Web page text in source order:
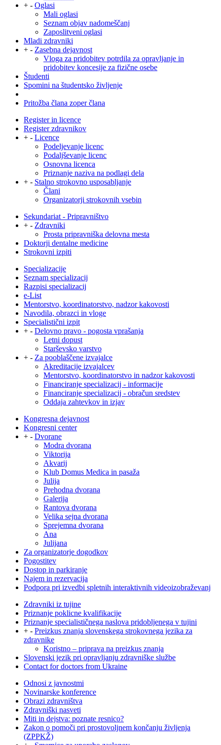
+ - Oglasi
Mali oglasi
Seznam objav nadomeščanj
Zaposlitveni oglasi
Mladi zdravniki
+ - Zasebna dejavnost
Vloga za pridobitev potrdila za opravljanje in
pridobitev koncesije za fizične osebe
Študenti
Spomini na študentsko življenje
Pritožba člana zoper člana
Register in licence
Register zdravnikov
+ - Licence
Podeljevanje licenc
Podaljševanje licenc
Osnovna licenca
Priznanje naziva na podlagi dela
+ - Stalno strokovno usposabljanje
Člani
Organizatorji strokovnih vsebin
Sekundariat - Pripravništvo
+ - Zdravniki
Prosta pripravniška delovna mesta
Doktorji dentalne medicine
Strokovni izpiti
Specializacije
Seznam specializacij
Razpisi specializacij
e-List
Mentorstvo, koordinatorstvo, nadzor kakovosti
Navodila, obrazci in vloge
Specialistični izpit
+ - Delovno pravo - pogosta vprašanja
Letni dopust
Starševsko varstvo
+ - Za pooblaščene izvajalce
Akreditacije izvajalcev
Mentorstvo, koordinatorstvo in nadzor kakovosti
Financiranje specializacij - informacije
Financiranje specializacij - obračun sredstev
Oddaja zahtevkov in izjav
Kongresna dejavnost
Kongresni center
+ - Dvorane
Modra dvorana
Viktorija
Akvarij
Klub Domus Medica in pasaža
Julija
Prehodna dvorana
Galerija
Rantova dvorana
Velika sejna dvorana
Sprejemna dvorana
Ana
Julijana
Za organizatorje dogodkov
Pogostitev
Dostop in parkiranje
Najem in rezervacija
Podpora pri izvedbi spletnih interaktivnih videoizobraževanj
Zdravniki iz tujine
Priznanje poklicne kvalifikacije
Priznanje specialističnega naslova pridobljenega v tujini
+ - Preizkus znanja slovenskega strokovnega jezika za
zdravnike
Koristno – priprava na preizkus znanja
Slovenski jezik pri opravljanju zdravniške službe
Contact for doctors from Ukraine
Odnosi z javnostmi
Novinarske konference
Obrazi zdravništva
Zdravniški nasveti
Miti in dejstva: poznate resnico?
Zakon o pomoči pri prostovoljnem končanju življenja
(ZPPKŽ)